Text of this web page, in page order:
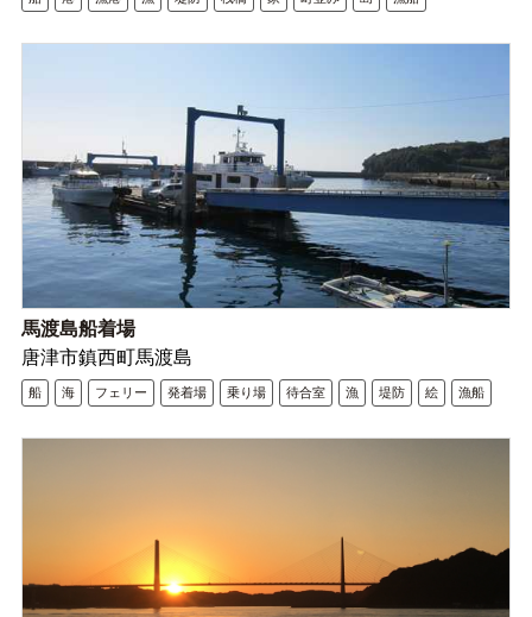
馬渡島船着場
唐津市鎮西町馬渡島
船 海 フェリー 発着場 乗り場 待合室 漁 堤防 絵 漁船